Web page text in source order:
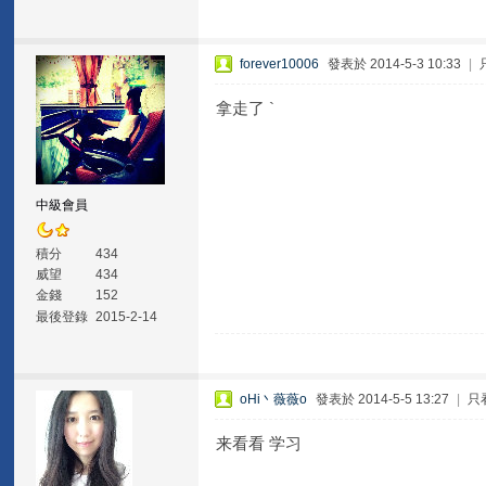
中級會員
積分
434
威望
434
金錢
152
最後登錄 2015-2-14
forever10006 發表於 2014-5-3 10:33
拿走了 `
oHi丶薇薇o 發表於 2014-5-5 13:27 只
来看看 学习